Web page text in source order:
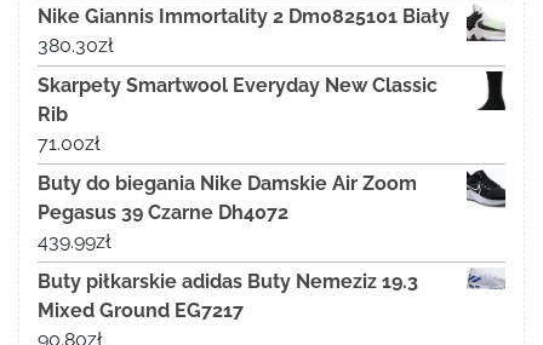
Nike Giannis Immortality 2 Dm0825101 Biały
380.30zł
Skarpety Smartwool Everyday New Classic
Rib
71.00zł
Buty do biegania Nike Damskie Air Zoom
Pegasus 39 Czarne Dh4072
439.99zł
Buty piłkarskie adidas Buty Nemeziz 19.3
Mixed Ground EG7217
90.80zł